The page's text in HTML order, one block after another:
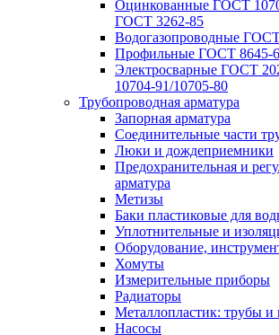
Оцинкованные ГОСТ
ГОСТ 3262-85
Водогазопроводные
Профильные ГОСТ 8645-
Электросварные ГОСТ
10704-91/10705-80
Трубопроводная арматура
Запорная арматура
Соединительные части
Люки и дождеприемники
Предохранительная и
арматура
Метизы
Баки пластиковые для
Уплотнительные и
Оборудование,
Хомуты
Измерительные приборы
Радиаторы
Металлопластик: трубы и
Насосы